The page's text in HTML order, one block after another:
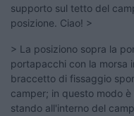
supporto sul tetto del
posizione. Ciao! >
> La posiziono sopra la
portapacchi con la morsa
braccetto di fissaggio
camper; in questo modo
stando all'interno del